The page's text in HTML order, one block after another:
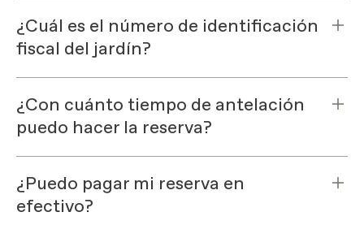
¿Cuál es el número de identificación
fiscal del jardín?
¿Con cuánto tiempo de antelación
puedo hacer la reserva?
¿Puedo pagar mi reserva en
efectivo?